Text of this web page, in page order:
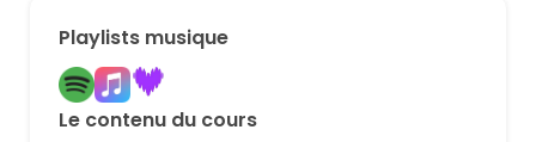
Playlists musique
Le contenu du cours